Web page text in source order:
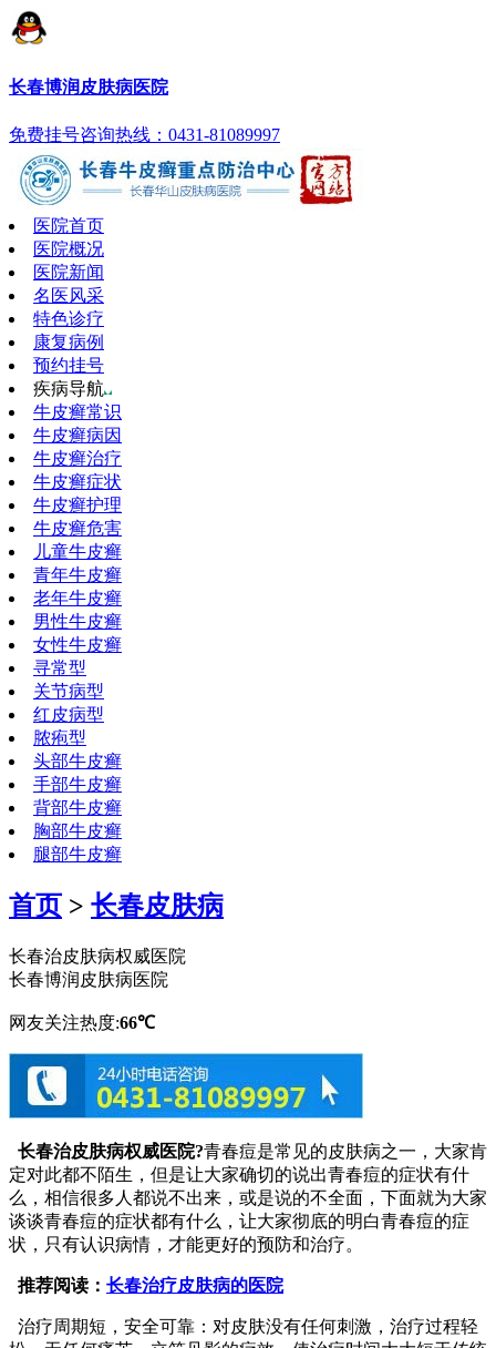
长春博润皮肤病医院
免费挂号咨询热线：0431-81089997
医院首页
医院概况
医院新闻
名医风采
特色诊疗
康复病例
预约挂号
疾病导航
牛皮癣常识
牛皮癣病因
牛皮癣治疗
牛皮癣症状
牛皮癣护理
牛皮癣危害
儿童牛皮癣
青年牛皮癣
老年牛皮癣
男性牛皮癣
女性牛皮癣
寻常型
关节病型
红皮病型
脓疱型
头部牛皮癣
手部牛皮癣
背部牛皮癣
胸部牛皮癣
腿部牛皮癣
首页 > 长春皮肤病
长春治皮肤病权威医院
长春博润皮肤病医院
网友关注热度:66℃
长春治皮肤病权威医院?青春痘是常见的皮肤病之一，大家肯
定对此都不陌生，但是让大家确切的说出青春痘的症状有什
么，相信很多人都说不出来，或是说的不全面，下面就为大家
谈谈青春痘的症状都有什么，让大家彻底的明白青春痘的症
状，只有认识病情，才能更好的预防和治疗。
推荐阅读： 长春治疗皮肤病的医院
治疗周期短，安全可靠：对皮肤没有任何刺激，治疗过程轻